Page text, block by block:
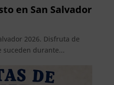
en San Salvador
2026. Disfruta de
suceden durante...